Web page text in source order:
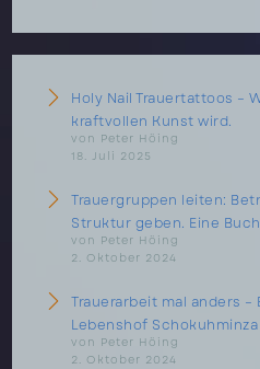
Holy Nail Trauertattoos –
kraftvollen Kunst wird.
von Peter Höing
18. Juli 2025
Trauergruppen leiten:
Struktur geben. Eine
von Peter Höing
2. Oktober 2024
Trauerarbeit mal anders
Lebenshof Schokuhminza
von Peter Höing
2. Oktober 2024